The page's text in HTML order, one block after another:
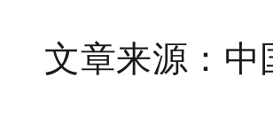
文章来源：